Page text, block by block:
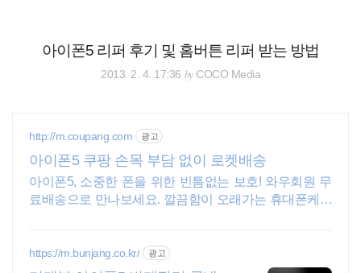
아이폰5 리퍼 후기 및 홈버튼 리퍼 받는 방법
2013. 2. 4. 17:36 byCOCO Media
http://m.coupang.com 광고
아이폰5 쿠팡 손목 부담 없이 로켓배송
아이폰5, 소중한 폰을 위한 빈틈없는 보호! 와우회원 무
료배송으로 만나보세요. 깔끔함이 오래가는 휴대폰케이
https://m.bunjang.co.kr/ 광고